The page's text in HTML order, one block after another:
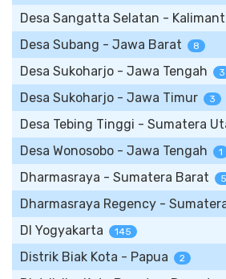
Desa Sangatta Selatan -
Desa Subang - Jawa Barat 8
Desa Sukoharjo - Jawa Tengah 3
Desa Sukoharjo - Jawa Timur 3
Desa Tebing Tinggi - Sumatera
Desa Wonosobo - Jawa Tengah 1
Dharmasraya - Sumatera Barat 5
Dharmasraya Regency -
DI Yogyakarta 145
Distrik Biak Kota - Papua 2